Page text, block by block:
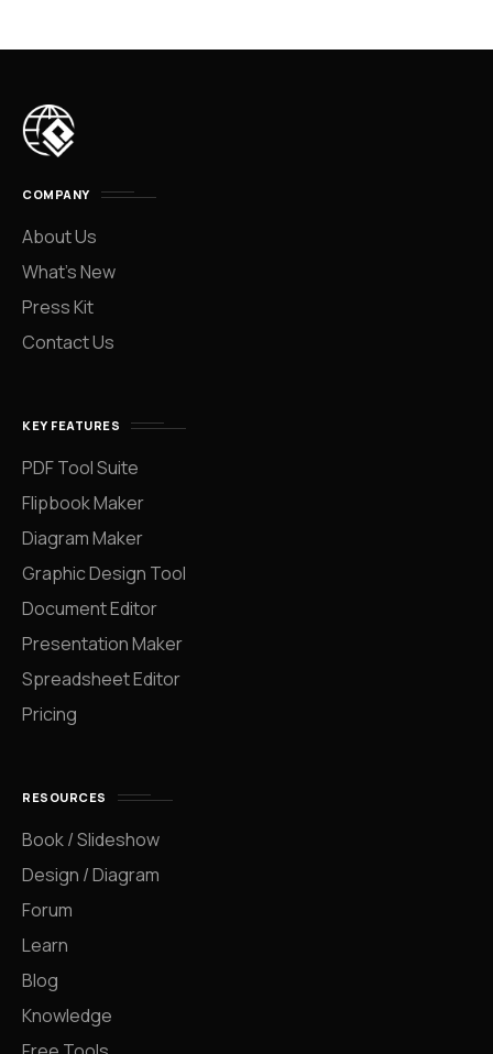
COMPANY
About Us
What’s New
Press Kit
Contact Us
KEY FEATURES
PDF Tool Suite
Flipbook Maker
Diagram Maker
Graphic Design Tool
Document Editor
Presentation Maker
Spreadsheet Editor
Pricing
RESOURCES
Book / Slideshow
Design / Diagram
Forum
Learn
Blog
Knowledge